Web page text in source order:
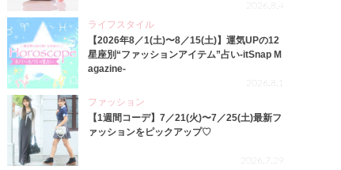
2026.8.4
ライフスタイル
【2026年8／1(土)〜8／15(土)】運気UPの12
星座別“ファッションアイテム”占い-itSnap M
agazine-
2026.8.1
ファッション
【1週間コーデ】7／21(火)〜7／25(土)最新フ
ァッションをピックアップ♡
2026.7.29